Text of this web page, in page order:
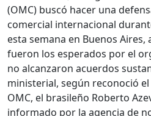
(OMC) buscó hacer una
comercial internacional
esta semana en Buenos
fueron los esperados por el
no alcanzaron acuerdos
ministerial, según reconoció
OMC, el brasileño Roberto
informado por la agencia de